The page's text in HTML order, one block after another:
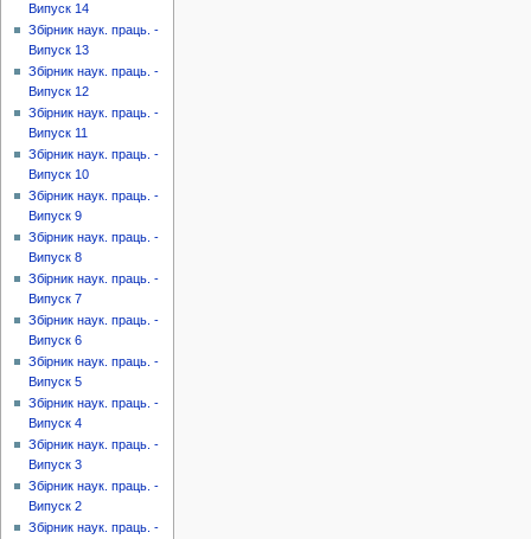
Випуск 14
Збірник наук. праць. -
Випуск 13
Збірник наук. праць. -
Випуск 12
Збірник наук. праць. -
Випуск 11
Збірник наук. праць. -
Випуск 10
Збірник наук. праць. -
Випуск 9
Збірник наук. праць. -
Випуск 8
Збірник наук. праць. -
Випуск 7
Збірник наук. праць. -
Випуск 6
Збірник наук. праць. -
Випуск 5
Збірник наук. праць. -
Випуск 4
Збірник наук. праць. -
Випуск 3
Збірник наук. праць. -
Випуск 2
Збірник наук. праць. -